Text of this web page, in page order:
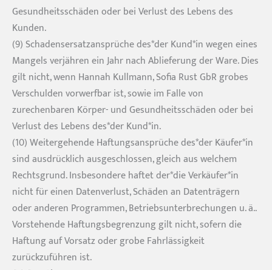
Gesundheitsschäden oder bei Verlust des Lebens des
Kunden.
(9) Schadensersatzansprüche des*der Kund*in wegen eines
Mangels verjähren ein Jahr nach Ablieferung der Ware. Dies
gilt nicht, wenn Hannah Kullmann, Sofia Rust GbR grobes
Verschulden vorwerfbar ist, sowie im Falle von
zurechenbaren Körper- und Gesundheitsschäden oder bei
Verlust des Lebens des*der Kund*in.
(10) Weitergehende Haftungsansprüche des*der Käufer*in
sind ausdrücklich ausgeschlossen, gleich aus welchem
Rechtsgrund. Insbesondere haftet der*die Verkäufer*in
nicht für einen Datenverlust, Schäden an Datenträgern
oder anderen Programmen, Betriebsunterbrechungen u. ä..
Vorstehende Haftungsbegrenzung gilt nicht, sofern die
Haftung auf Vorsatz oder grobe Fahrlässigkeit
zurückzuführen ist.